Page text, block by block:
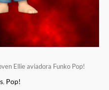
Ellie aviadora Funko Pop!
, Pop!